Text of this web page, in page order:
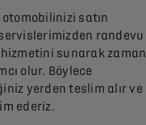
otomobilinizi satın
randevu
sunarak zaman
olur. Böylece
yerden teslim alır ve
ederiz.